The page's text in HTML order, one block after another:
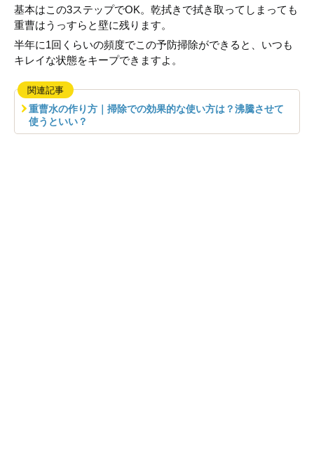
基本はこの3ステップでOK。乾拭きで拭き取ってしまっても
重曹はうっすらと壁に残ります。
半年に1回くらいの頻度でこの予防掃除ができると、いつも
キレイな状態をキープできますよ。
関連記事
重曹水の作り方｜掃除での効果的な使い方は？沸騰させて
使うといい？